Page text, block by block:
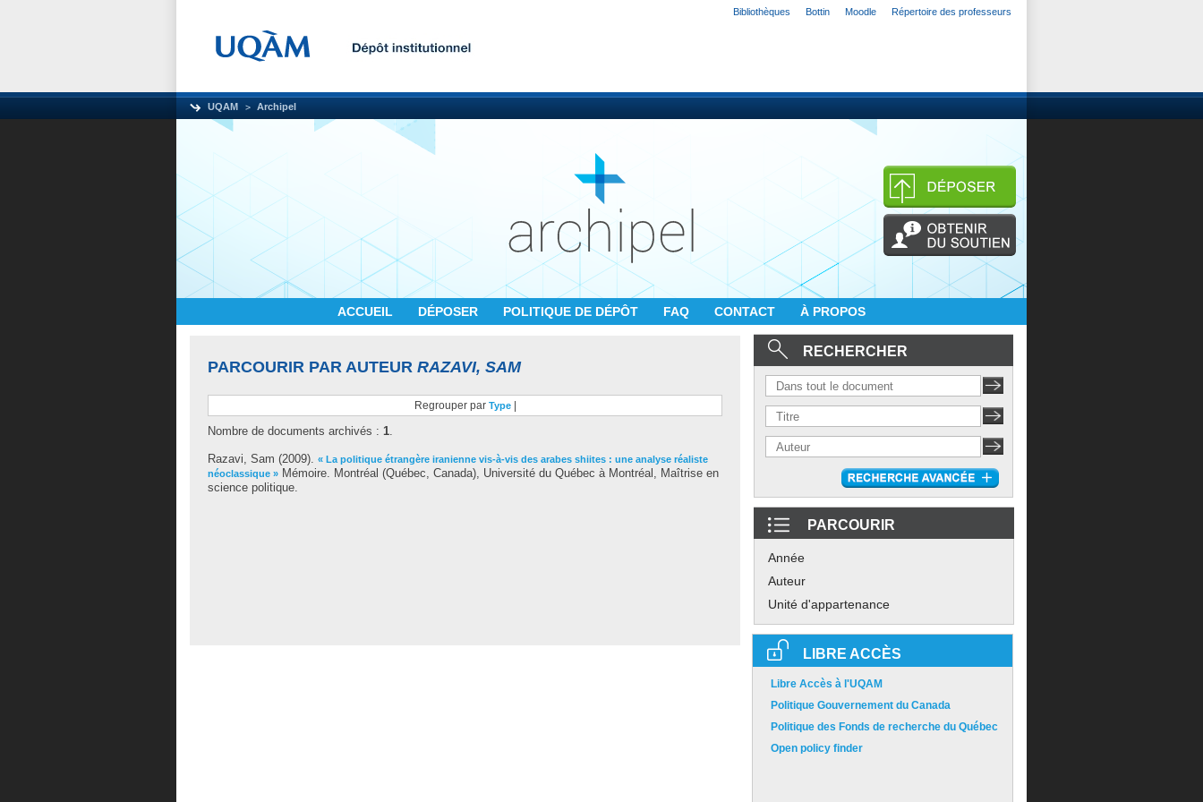
Bibliothèques Bottin Moodle Répertoire des professeurs
UQAM Archipel
ACCUEIL DÉPOSER POLITIQUE DE DÉPÔT FAQ CONTACT À PROPOS
PARCOURIR PAR AUTEUR RAZAVI, SAM
Regrouper par Type
Nombre de documents archivés : 1.
Razavi, Sam (2009). « La politique étrangère iranienne vis-à-vis des arabes shiites : une analyse réaliste
néoclassique » Mémoire. Montréal (Québec, Canada), Université du Québec à Montréal, Maîtrise en
science politique.
RECHERCHER
PARCOURIR
Année
Auteur
Unité d'appartenance
LIBRE ACCÈS
Libre Accès à l'UQAM
Politique Gouvernement du Canada
Politique des Fonds de recherche du Québec
Open policy finder